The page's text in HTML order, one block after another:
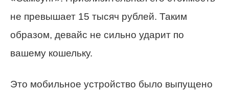
не превышает 15 тысяч рублей. Таким
образом, девайс не сильно ударит по
вашему кошельку.
Это мобильное устройство было выпущено